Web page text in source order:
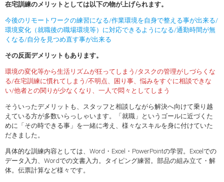
在宅訓練のメリットとしては以下の物が上げられます。
今後のリモートワークの練習になる/作業環境を自身で整える事が出来る/
環境変化（就職後の職場環境等）に対応できるようになる/通勤時間が無
くなる/自分を見つめ直す事が出来る
その反面デメリットもあります。
環境の変化等から生活リズムが狂ってしまう/タスクの管理がしづらくな
る/在宅訓練に慣れてしまう/不明点、困り事、悩みをすぐに相談できな
い/他者との関りが少なくなり、一人で悶々としてしまう
そういったデメリットも、スタッフと相談しながら解決へ向けて乗り越
えている方が多数いらっしゃいます。「就職」というゴールに近づくた
めに「その時できる事」を一緒に考え、様々なスキルを身に付けていた
だきました。
具体的な訓練内容としては、Word・Excel・PowerPointの学習。Excelでの
データ入力、Wordでの文書入力。タイピング練習。部品の組み立て・解
体。伝票計算など様々です。